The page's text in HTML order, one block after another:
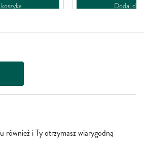
Dodaj do
również i Ty otrzymasz wiarygodną